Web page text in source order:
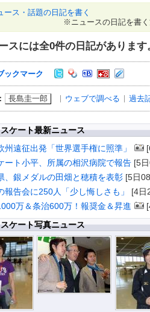
ース・話題の日記を書く
※ニュースの日記を書
スには全0件の日記があります
ックマーク
長島圭一郎 ウェブで調べる 過去
ケート最新ニュース
州遠征出発「世界選手権に照準」
ート小平、所属の相沢病院で報告 [5
、銀メダルの田畑と穂積を表彰 [5日
報告会に250人「少し悔しさも」
[4日
万＆条治600万！報奨金＆昇進
ケート写真ニュース